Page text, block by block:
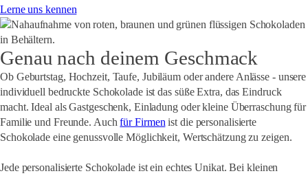
Lerne uns kennen
Genau nach deinem Geschmack
ObGeburtstag, Hochzeit, Taufe, Jubiläum oder andere Anlässe - unsere
individuell bedruckte Schokolade ist das süße Extra, das Eindruck
macht. Ideal als Gastgeschenk, Einladung oder kleine Überraschung für
Familie und Freunde. Auchfür Firmen ist die personalisierte
Schokolade eine genussvolle Möglichkeit, Wertschätzung zu zeigen.
Jede personalisierte Schokolade ist ein echtes Unikat. Bei kleinen